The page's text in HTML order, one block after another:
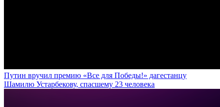
Путин вручил премию «Все для Победы!» дагестанцу
Шамилю Устарбекову, спасшему 23 человека